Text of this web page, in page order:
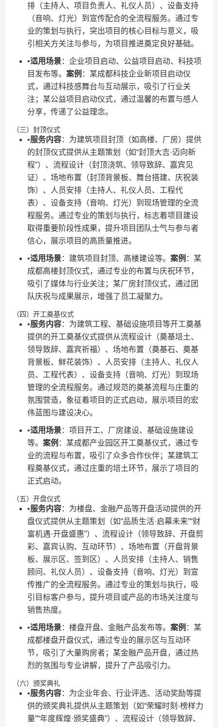
排（主持人、项目负责人、礼仪人员）、设备支持
（音响、灯光）到宣传配合的全流程服务。通过专
业的策划与执行，突出项目的核心目标与意义，吸
引相关方关注与参与，为项目推进奠定良好基础。
•​​适用场景​​：企业项目启动、公益项目启动、科技项
目发布等。​ ​案例​ ​：某成都科技企业新项目启动仪
式，通过科技感舞台与互动展示，吸引了行业关
注；某公益项目启动仪式，通过温馨的布置与感人
分享，传递了公益理念。
（三）封顶仪式
•​​服务内容​​：为建筑项目封顶（如高楼、厂房）提供
的封顶仪式提供从主题策划（如“封顶大吉·迈向新
程”）、流程设计（封顶浇筑、领导致辞、嘉宾见
证）、场地布置（封顶背景板、舞台搭建、庆祝装
饰）、人员安排（主持人、礼仪人员、工程代
表）、设备支持（音响、灯光）到现场管理的全流
程服务。通过专业的策划与执行，标志着项目建设
取得重要阶段性成果，提升项目团队士气与参与者
信心，展示项目的高质量推进。
•​​适用场景​​：建筑项目封顶、高楼建设等。​ ​案例​ ​：某
成都高楼封顶仪式，通过专业的布置与庆祝环节，
吸引了媒体与行业关注；某厂房封顶仪式，通过团
队庆祝与成果展示，增强了员工凝聚力。
（四）开工奠基仪式
•​​服务内容​​：为建筑工程、基础设施项目等开工奠基
提供的开工奠基仪式提供从流程设计（奠基培土、
领导致辞、嘉宾祈福）、场地布置（奠基石、奠基
背景板、鲜花装饰）、人员安排（主持人、礼仪人
员、工程代表）、设备支持（音响、灯光）到现场
管理的全流程服务。通过规范的奠基流程与庄重的
氛围营造，象征着项目的正式启动，展示项目的宏
伟蓝图与建设决心。
•​​适用场景​​：项目开工、厂房建设、基础设施建设
等。​ ​案例​ ​：某成都产业园区开工奠基仪式，通过专
业的流程与布置，吸引了众多合作伙伴；某建筑工
程奠基仪式，通过庄重的培土环节，展示了项目的
正式启动。
（五）开盘仪式
•​​服务内容​​：为楼盘、金融产品等开盘活动提供的开
盘仪式提供从主题策划（如“品质生活·启幕未来”“财
富机遇·开盘盛惠”）、流程设计（领导致辞、开盘剪
彩、嘉宾认购、互动环节）、场地布置（开盘背景
板、展示区、签到区）、人员安排（主持人、销售
顾问、礼仪人员）、设备支持（音响、灯光）到宣
传推广的全流程服务。通过专业的策划与执行，吸
引目标客户参与，提升项目或产品的市场关注度与
销售热度。
•​​适用场景​​：楼盘开盘、金融产品发布等。​ ​案例​ ​：某
成都楼盘开盘仪式，通过专业的展示区与互动环
节，吸引了大量购房者；某金融产品开盘，通过热
烈的氛围与专业讲解，提升了产品吸引力。
（六）颁奖典礼
•​​服务内容​​：为企业年会、行业评选、活动奖励等提
供的颁奖典礼提供从主题策划（如“荣耀时刻·榜样力
量”“年度辉煌·颁奖盛典”）、流程设计（领导致辞、